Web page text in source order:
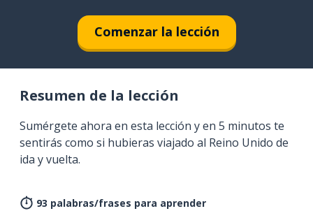
Comenzar la lección
Resumen de la lección
Sumérgete ahora en esta lección y en 5 minutos te
sentirás como si hubieras viajado al Reino Unido de
ida y vuelta.
93 palabras/frases para aprender